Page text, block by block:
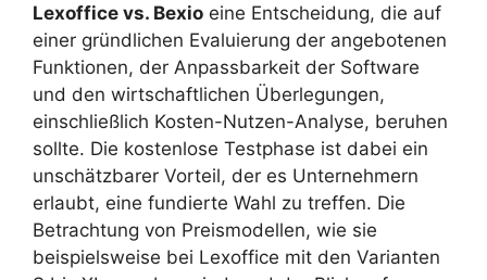
Lexoffice vs. Bexio eine Entscheidung, die auf
einer gründlichen Evaluierung der angebotenen
Funktionen, der Anpassbarkeit der Software
und den wirtschaftlichen Überlegungen,
einschließlich Kosten-Nutzen-Analyse, beruhen
sollte. Die kostenlose Testphase ist dabei ein
unschätzbarer Vorteil, der es Unternehmern
erlaubt, eine fundierte Wahl zu treffen. Die
Betrachtung von Preismodellen, wie sie
beispielsweise bei Lexoffice mit den Varianten